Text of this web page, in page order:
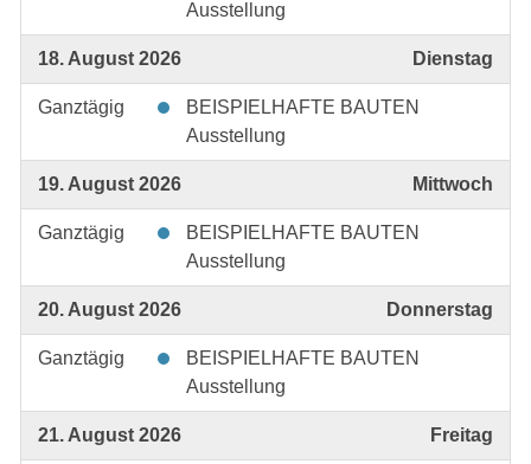
Ausstellung
18. August 2026 Dienstag
Ganztägig
BEISPIELHAFTE BAUTEN
Ausstellung
19. August 2026 Mittwoch
Ganztägig
BEISPIELHAFTE BAUTEN
Ausstellung
20. August 2026 Donnerstag
Ganztägig
BEISPIELHAFTE BAUTEN
Ausstellung
21. August 2026 Freitag